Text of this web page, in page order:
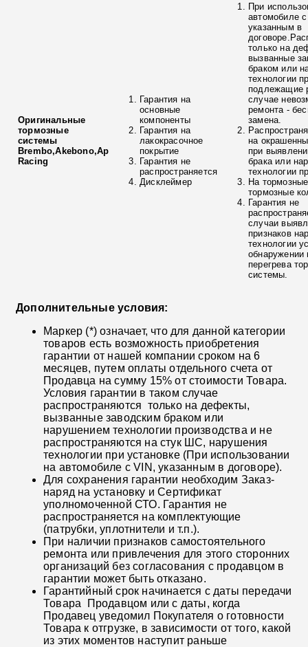
Оригинальные
тормозные
системы
Brembo,Akebono,Ap
Racing
Гарантия на
основные
компоненты
Гарантия на
лакокрасочное
покрытие
Гарантия не
распространяется
Дисклеймер
При
автомобиле
указанным в
только на
вызванные
браком или
технологии
подлежащие
случае
ремонта -
замена.
на
при
брака или
технологии
На
тормозные
Гарантия не
случаи
признаков
технологии
обнаружении
перегрева
системы.
Дополнительные условия:
Маркер (*) означает, что для данной категории
товаров есть возможность приобретения
гарантии от нашей компании сроком на 6
месяцев, путем оплаты отдельного счета от
Продавца на сумму 15% от стоимости Товара.
Условия гарантии в таком случае
распространяются только на дефекты,
вызванные заводским браком или
нарушением технологии производства и не
распространяются на стук ШС, нарушения
технологии при установке (При использовании
на автомобиле с VIN, указанным в договоре).
Для сохранения гарантии необходим Заказ-
наряд на установку и Сертификат
уполномоченной СТО. Гарантия не
распространяется на комплектующие
(патрубки, уплотнители и т.п.).
При наличии признаков самостоятельного
ремонта или привлечения для этого сторонних
организаций без согласования с продавцом в
гарантии может быть отказано.
Гарантийный срок начинается с даты передачи
Товара Продавцом или с даты, когда
Продавец уведомил Покупателя о готовности
Товара к отгрузке, в зависимости от того, какой
из этих моментов наступит раньше